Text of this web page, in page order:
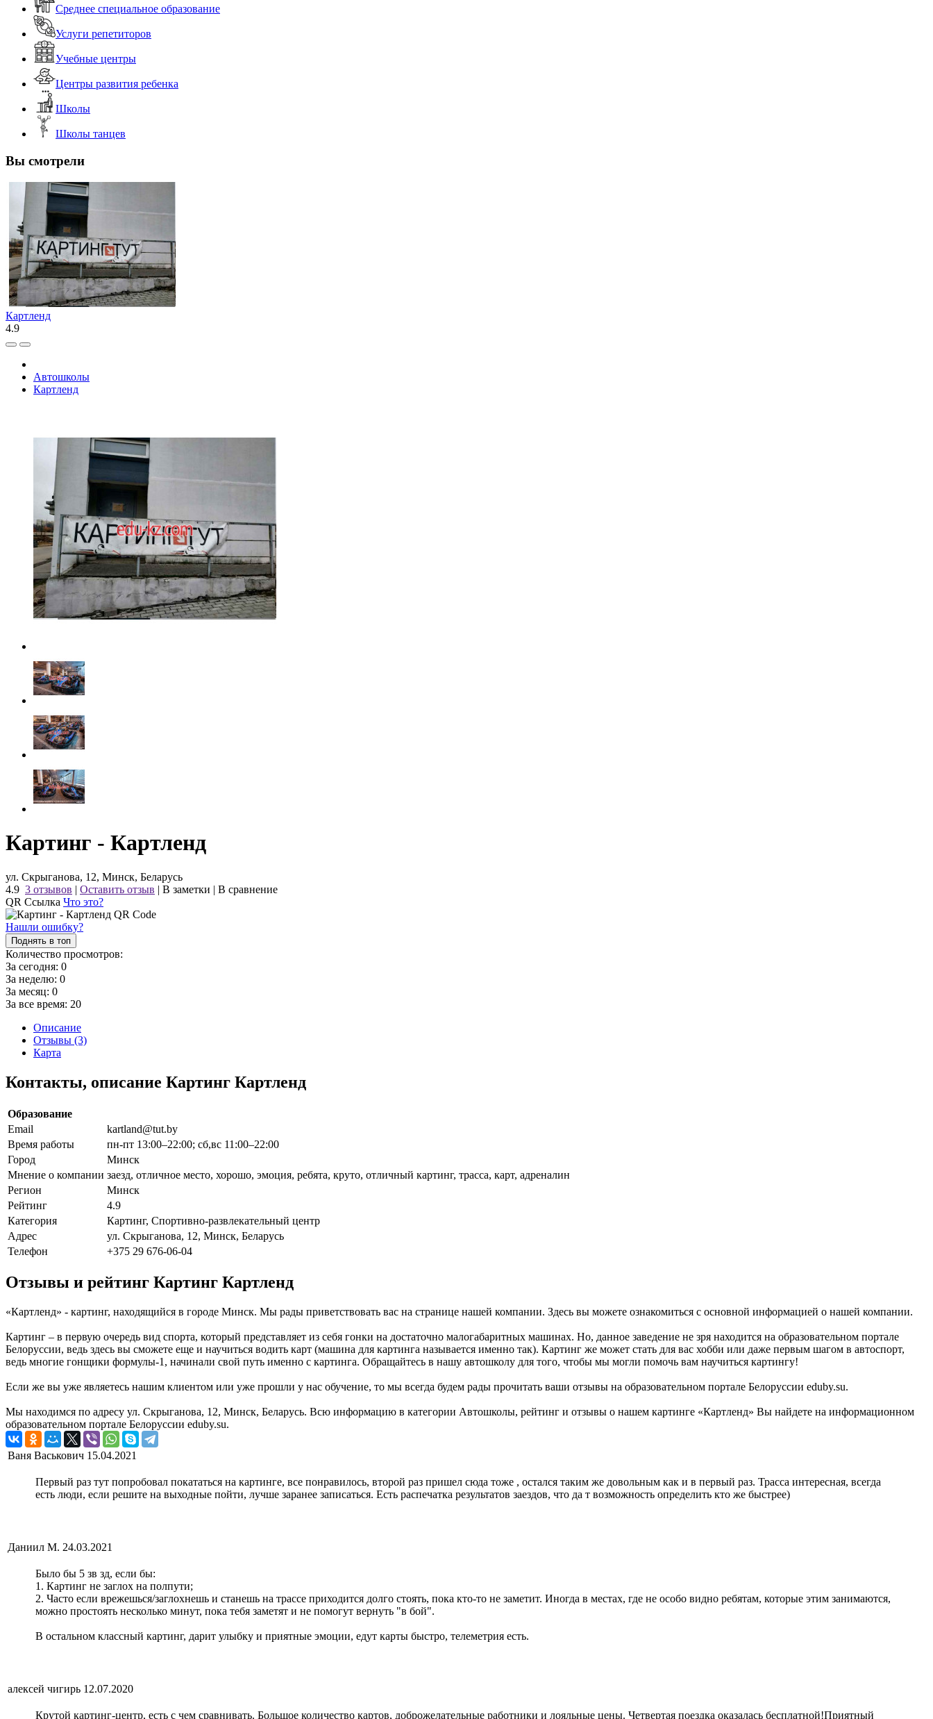
Среднее специальное образование
Услуги репетиторов
Учебные центры
Центры развития ребенка
Школы
Школы танцев
Вы смотрели
Картленд
4.9
Автошколы
Картленд
Картинг - Картленд
ул. Скрыганова, 12, Минск, Беларусь
4.9 3 отзывов | Оставить отзыв | В заметки | В сравнение
QR Ссылка Что это?
Нашли ошибку?
Поднять в топ
Количество просмотров:
За сегодня: 0
За неделю: 0
За месяц: 0
За все время: 20
Описание
Отзывы (3)
Карта
Контакты, описание Картинг Картленд
Образование
Email
kartland@tut.by
Время работы
пн-пт 13:00–22:00; сб,вс 11:00–22:00
Город
Минск
Мнение о компании заезд, отличное место, хорошо, эмоция, ребята, круто, отличный картинг, трасса, карт, адреналин
Регион
Минск
Рейтинг
4.9
Категория
Картинг, Спортивно-развлекательный центр
Адрес
ул. Скрыганова, 12, Минск, Беларусь
Телефон
+375 29 676-06-04
Отзывы и рейтинг Картинг Картленд
«Картленд» - картинг, находящийся в городе Минск. Мы рады приветствовать вас на странице нашей компании. Здесь вы можете ознакомиться с основной информацией о нашей компании.
Картинг – в первую очередь вид спорта, который представляет из себя гонки на достаточно малогабаритных машинах. Но, данное заведение не зря находится на образовательном портале
Белоруссии, ведь здесь вы сможете еще и научиться водить карт (машина для картинга называется именно так). Картинг же может стать для вас хобби или даже первым шагом в автоспорт,
ведь многие гонщики формулы-1, начинали свой путь именно с картинга. Обращайтесь в нашу автошколу для того, чтобы мы могли помочь вам научиться картингу!
Если же вы уже являетесь нашим клиентом или уже прошли у нас обучение, то мы всегда будем рады прочитать ваши отзывы на образовательном портале Белоруссии eduby.su.
Мы находимся по адресу ул. Скрыганова, 12, Минск, Беларусь. Всю информацию в категории Автошколы, рейтинг и отзывы о нашем картинге «Картленд» Вы найдете на информационном
образовательном портале Белоруссии eduby.su.
Ваня Васькович 15.04.2021
Первый раз тут попробовал покататься на картинге, все понравилось, второй раз пришел сюда тоже , остался таким же довольным как и в первый раз. Трасса интересная, всегда
есть люди, если решите на выходные пойти, лучше заранее записаться. Есть распечатка результатов заездов, что да т возможность определить кто же быстрее)
Даниил М. 24.03.2021
Было бы 5 зв зд, если бы:
1. Картинг не заглох на полпути;
2. Часто если врежешься/заглохнешь и станешь на трассе приходится долго стоять, пока кто-то не заметит. Иногда в местах, где не особо видно ребятам, которые этим занимаются,
можно простоять несколько минут, пока тебя заметят и не помогут вернуть "в бой".
В остальном классный картинг, дарит улыбку и приятные эмоции, едут карты быстро, телеметрия есть.
алексей чигирь 12.07.2020
Крутой картинг-центр, есть с чем сравнивать. Большое количество картов, доброжелательные работники и лояльные цены. Четвертая поездка оказалась бесплатной!Приятный